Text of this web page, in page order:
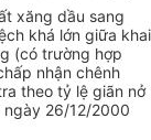
xăng dầu sang
khá lớn giữa khai
(có trường hợp
nhận chênh
theo tỷ lệ giãn nở
26/12/2000